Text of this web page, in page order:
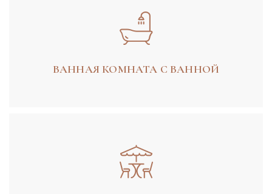
ВАННАЯ КОМНАТА С ВАННОЙ